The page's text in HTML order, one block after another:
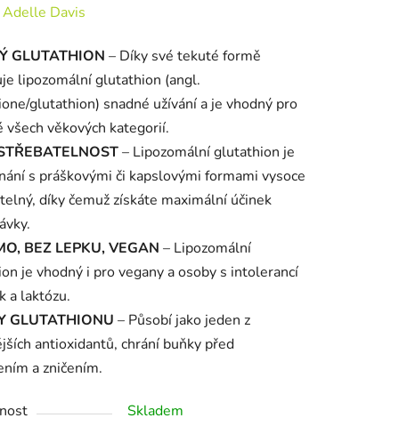
Adelle Davis
GLUTATHION – Díky své tekuté formě
lipozomální glutathion (angl.
glutathion) snadné užívání a je vhodný pro
všech věkových kategorií.
– Lipozomální glutathion je
s práškovými či kapslovými formami vysoce
díky čemuž získáte maximální účinek
BEZ LEPKU, VEGAN – Lipozomální
je vhodný i pro vegany a osoby s intolerancí
a laktózu.
GLUTATHIONU – Působí jako jeden z
antioxidantů, chrání buňky před
a zničením.
Skladem